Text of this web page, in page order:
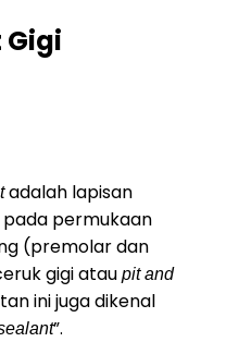
adalah lapisan
pada permukaan
(premolar dan
gigi atau pit and
ini juga dikenal
”.